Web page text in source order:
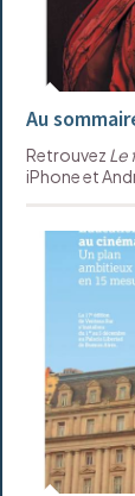
Au
Retrouvez Le
iPhone et